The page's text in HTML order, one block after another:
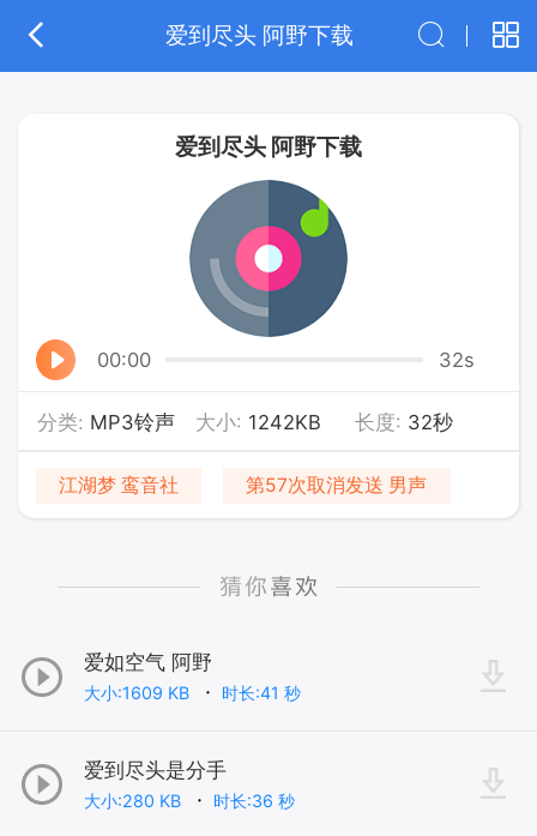
爱到尽头 阿野下载
爱到尽头 阿野下载
00:00 32s
分类: MP3铃声 大小: 1242KB 长度: 32秒
江湖梦 鸾音社 第57次取消发送 男声
爱如空气 阿野
大小:1609 KB 时长:41 秒
爱到尽头是分手
大小:280 KB 时长:36 秒